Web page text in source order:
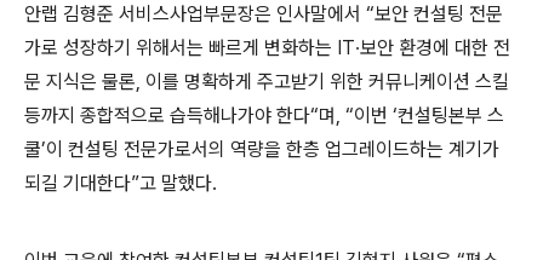
안랩 김형준 서비스사업부문장은 인사말에서 “보안 컨설팅 전문
가로 성장하기 위해서는 빠르게 변화하는 IT∙보안 환경에 대한 전
문 지식은 물론, 이를 명확하게 주고받기 위한 커뮤니케이션 스킬
등까지 종합적으로 습득해나가야 한다“며 , “이번 ‘컨설팅본부 스
쿨’이 컨설팅 전문가로서의 역량을 한층 업그레이드하는 계기가
되길 기대한다”고 말했다.